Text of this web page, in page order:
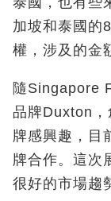
加坡和泰國的
權，涉及的金
隨Singapore
品牌Duxton
牌感興趣，目
牌合作。這次
很好的市場趨